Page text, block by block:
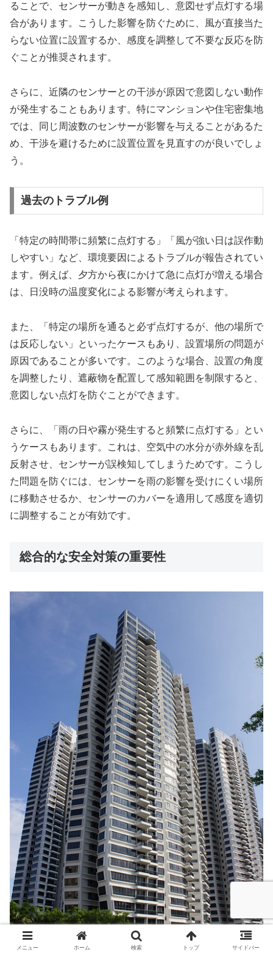
ることで、センサーが動きを感知し、意図せず点灯する場
合があります。こうした影響を防ぐために、風が直接当た
らない位置に設置するか、感度を調整して不要な反応を防
ぐことが推奨されます。
さらに、近隣のセンサーとの干渉が原因で意図しない動作
が発生することもあります。特にマンションや住宅密集地
では、同じ周波数のセンサーが影響を与えることがあるた
め、干渉を避けるために設置位置を見直すのが良いでしょ
う。
過去のトラブル例
「特定の時間帯に頻繁に点灯する」「風が強い日は誤作動
しやすい」など、環境要因によるトラブルが報告されてい
ます。例えば、夕方から夜にかけて急に点灯が増える場合
は、日没時の温度変化による影響が考えられます。
また、「特定の場所を通ると必ず点灯するが、他の場所で
は反応しない」といったケースもあり、設置場所の問題が
原因であることが多いです。このような場合、設置の角度
を調整したり、遮蔽物を配置して感知範囲を制限すると、
意図しない点灯を防ぐことができます。
さらに、「雨の日や霧が発生すると頻繁に点灯する」とい
うケースもあります。これは、空気中の水分が赤外線を乱
反射させ、センサーが誤検知してしまうためです。こうし
た問題を防ぐには、センサーを雨の影響を受けにくい場所
に移動させるか、センサーのカバーを適用して感度を適切
に調整することが有効です。
総合的な安全対策の重要性
メニュー ホーム 検索 トップ サイドバー